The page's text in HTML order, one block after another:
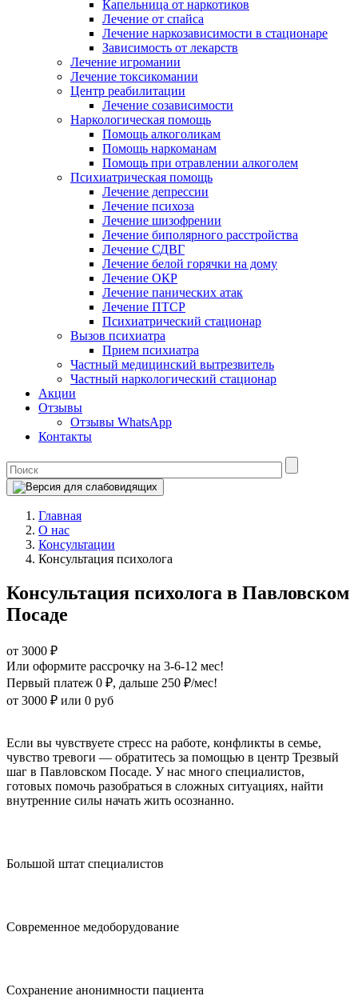
Капельница от наркотиков
Лечение от спайса
Лечение наркозависимости в стационаре
Зависимость от лекарств
Лечение игромании
Лечение токсикомании
Центр реабилитации
Лечение созависимости
Наркологическая помощь
Помощь алкоголикам
Помощь наркоманам
Помощь при отравлении алкоголем
Психиатрическая помощь
Лечение депрессии
Лечение психоза
Лечение шизофрении
Лечение биполярного расстройства
Лечение СДВГ
Лечение белой горячки на дому
Лечение ОКР
Лечение панических атак
Лечение ПТСР
Психиатрический стационар
Вызов психиатра
Прием психиатра
Частный медицинский вытрезвитель
Частный наркологический стационар
Акции
Отзывы
Отзывы WhatsApp
Контакты
Главная
О нас
Консультации
Консультация психолога
Консультация психолога в Павловском
Посаде
от 3000 ₽
Или оформите рассрочку на 3-6-12 мес!
Первый платеж 0 ₽, дальше 250 ₽/мес!
от 3000 ₽ или 0 руб
Если вы чувствуете стресс на работе, конфликты в семье,
чувство тревоги — обратитесь за помощью в центр Трезвый
шаг в Павловском Посаде. У нас много специалистов,
готовых помочь разобраться в сложных ситуациях, найти
внутренние силы начать жить осознанно.
Большой штат специалистов
Современное медоборудование
Сохранение анонимности пациента